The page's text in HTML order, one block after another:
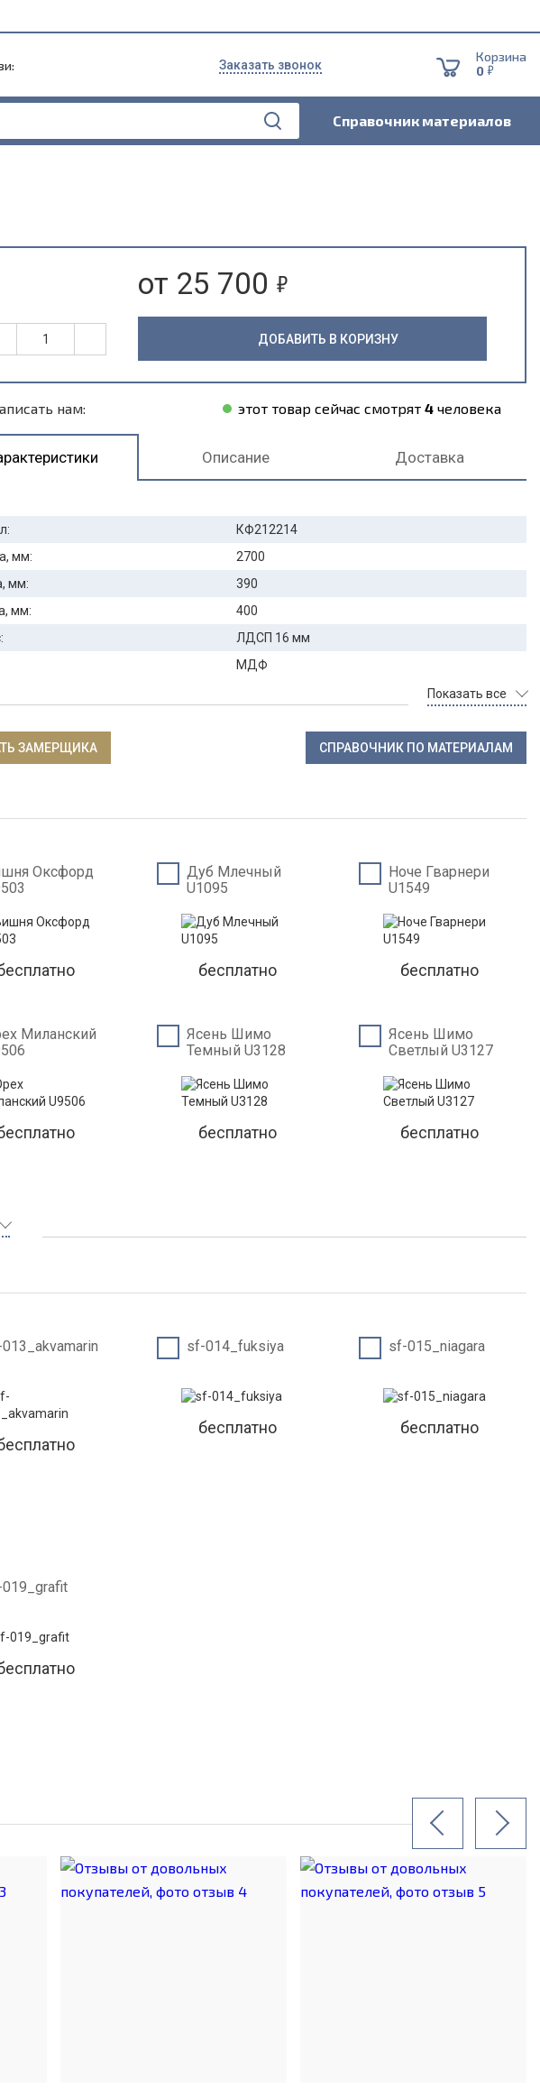
Заказать звонок
Корзина
0 5
Справочник материалов
от 25 700 5
ДОБАВИТЬ В КОРИЗНУ
нам: этот товар сейчас смотрят 4человека
Описание Доставка
КФ212214
мм:
2700
мм:
390
мм:
400
ЛДСП 16 мм
МДФ
Показать все
ЗАМЕРЩИКА СПРАВОЧНИК ПО МАТЕРИАЛАМ
Оксфорд
Дуб Млечный
U1095
бесплатно
Ноче Гварнери
U1549
бесплатно
Миланский
Ясень Шимо
Темный U3128
бесплатно
Ясень Шимо
Светлый U3127
бесплатно
sf-014_fuksiya
бесплатно
sf-015_niagara
бесплатно